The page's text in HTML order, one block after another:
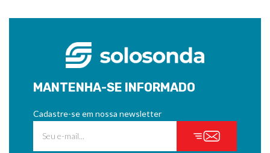
MANTENHA-SE INFORMADO
Cadastre-se em nossa newsletter